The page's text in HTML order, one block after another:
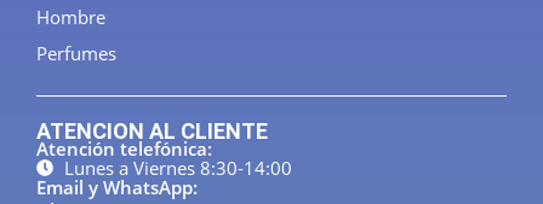
Hombre
Perfumes
ATENCION AL CLIENTE
Atención telefónica:
Lunes a Viernes 8:30-14:00
Email y WhatsApp: